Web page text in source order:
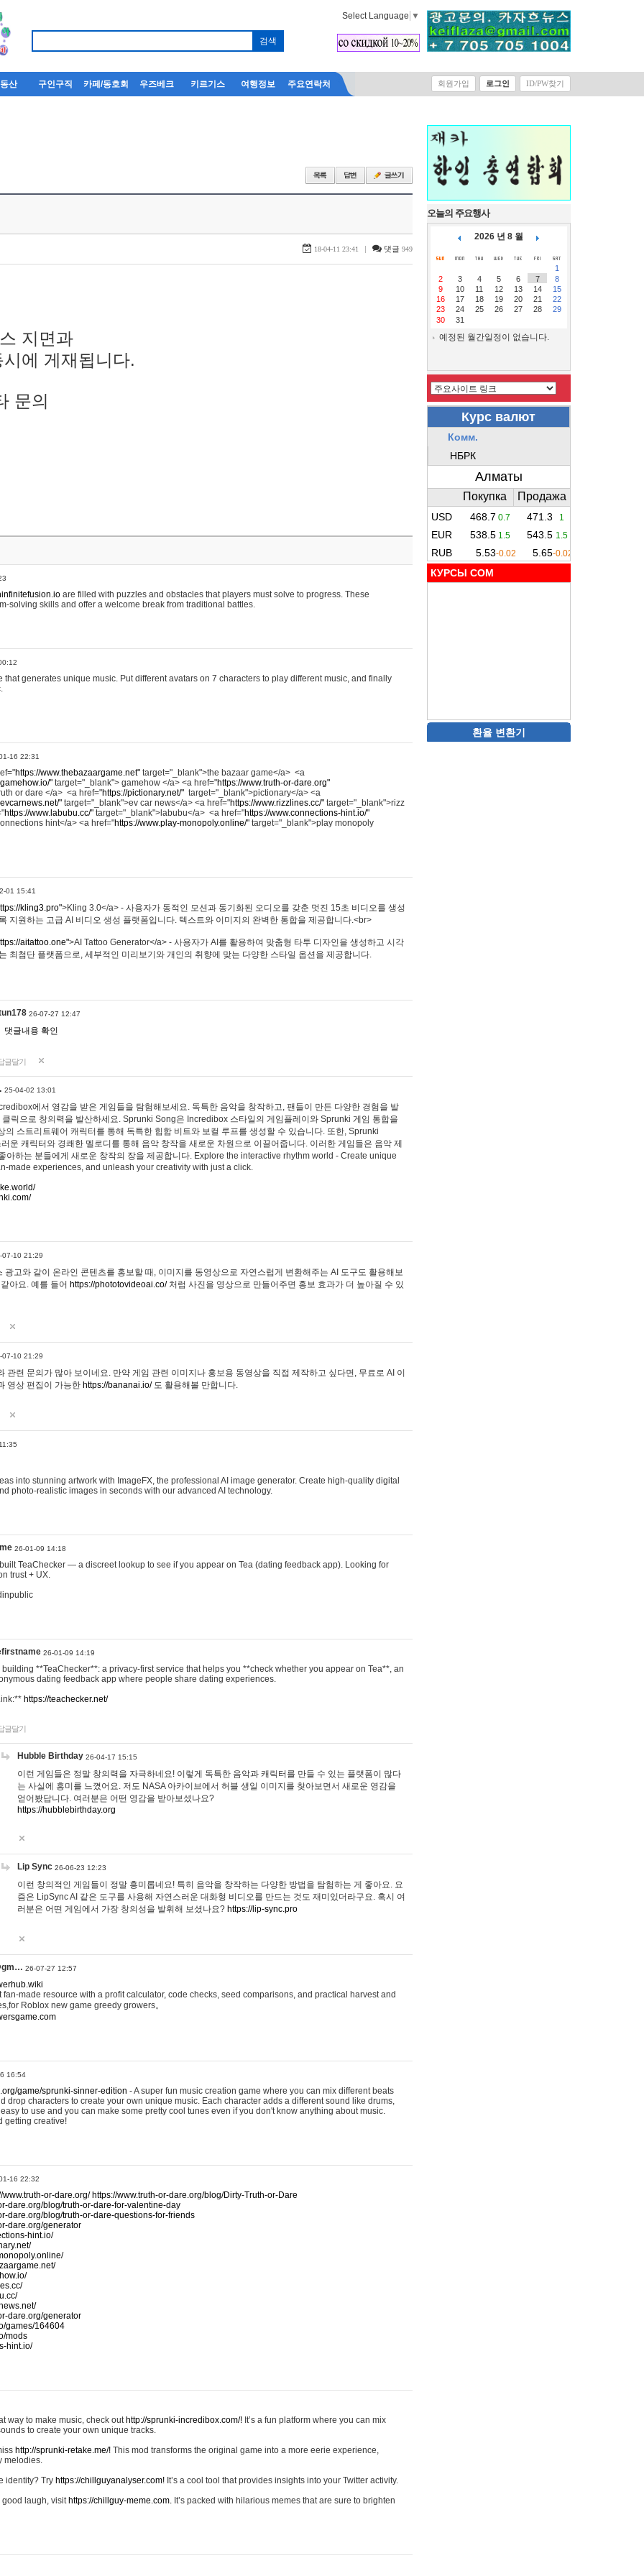
Select Language ▼
산 구인구직 카페/동호회 우즈베크 키르기스 여행정보 주요연락처 회원가입 로그인 ID/PW찾기
18-04-11 23:41 | 댓글 949
지면과
에 게재됩니다.
문의
are filled with puzzles and obstacles that players must solve to progress. These
solving skills and offer a welcome break from traditional battles.
that generates unique music. Put different avatars on 7 characters to play different music, and finally
16 22:31
https://www.thebazaargame.net" target="_blank">the bazaar game</a> <a
" target="_blank"> gamehow </a> <a href="https://www.truth-or-dare.org"
or dare </a> <a href="https://pictionary.net/" target="_blank">pictionary</a> <a
" target="_blank">ev car news</a> <a href="https://www.rizzlines.cc/" target="_blank">rizz
https://www.labubu.cc/" target="_blank">labubu</a> <a href="https://www.connections-hint.io/"
hint</a> <a href="https://www.play-monopoly.online/" target="_blank">play monopoly
01 15:41
kling3.pro">Kling 3.0</a> - 사용자가 동적인 모션과 동기화된 오디오를 갖춘 멋진 15초 비디오를 생성
지원하는 고급 AI 비디오 생성 플랫폼입니다. 텍스트와 이미지의 완벽한 통합을 제공합니다.<br>
aitattoo.one">AI Tattoo Generator</a> - 사용자가 AI를 활용하여 맞춤형 타투 디자인을 생성하고 시각
최첨단 플랫폼으로, 세부적인 미리보기와 개인의 취향에 맞는 다양한 스타일 옵션을 제공합니다.
26-07-27 12:47
댓글내용 확인
글달기
25-04-02 13:01
에서 영감을 받은 게임들을 탐험해보세요. 독특한 음악을 창작하고, 팬들이 만든 다양한 경험을 발
클릭으로 창의력을 발산하세요. Sprunki Song은 Incredibox 스타일의 게임플레이와 Sprunki 게임 통합을
의 스트리트웨어 캐릭터를 통해 독특한 힙합 비트와 보컬 루프를 생성할 수 있습니다. 또한, Sprunki
운 캐릭터와 경쾌한 멜로디를 통해 음악 창작을 새로운 차원으로 이끌어줍니다. 이러한 게임들은 음악 제
아하는 분들에게 새로운 창작의 장을 제공합니다. Explore the interactive rhythm world - Create unique
made experiences, and unleash your creativity with just a click.
07-10 21:29
광고와 같이 온라인 콘텐츠를 홍보할 때, 이미지를 동영상으로 자연스럽게 변환해주는 AI 도구도 활용해보
아요. 예를 들어 https://phototovideoai.co/처럼 사진을 영상으로 만들어주면 홍보 효과가 더 높아질 수 있
07-10 21:29
관련 문의가 많아 보이네요. 만약 게임 관련 이미지나 홍보용 동영상을 직접 제작하고 싶다면, 무료로 AI 이
영상 편집이 가능한 https://bananai.io/도 활용해볼 만합니다.
into stunning artwork with ImageFX, the professional AI image generator. Create high-quality digital
photo-realistic images in seconds with our advanced AI technology.
26-01-09 14:18
TeaChecker — a discreet lookup to see if you appear on Tea (dating feedback app). Looking for
trust + UX.
26-01-09 14:19
building **TeaChecker**: a privacy-first service that helps you **check whether you appear on Tea**, an
dating feedback app where people share dating experiences.
https://teachecker.net/
글달기
Hubble Birthday 26-04-17 15:15
이런 게임들은 정말 창의력을 자극하네요! 이렇게 독특한 음악과 캐릭터를 만들 수 있는 플랫폼이 많다
는 사실에 흥미를 느꼈어요. 저도 NASA 아카이브에서 허블 생일 이미지를 찾아보면서 새로운 영감을
얻어봤답니다. 여러분은 어떤 영감을 받아보셨나요?
https://hubblebirthday.org
Lip Sync 26-06-23 12:23
이런 창의적인 게임들이 정말 흥미롭네요! 특히 음악을 창작하는 다양한 방법을 탐험하는 게 좋아요. 요
즘은 LipSync AI 같은 도구를 사용해 자연스러운 대화형 비디오를 만드는 것도 재미있더라구요. 혹시 여
러분은 어떤 게임에서 가장 창의성을 발휘해 보셨나요? https://lip-sync.pro
26-07-27 12:57
made resource with a profit calculator, code checks, seed comparisons, and practical harvest and
Roblox new game greedy growers。
16:54
game/sprunki-sinner-edition - A super fun music creation game where you can mix different beats
drop characters to create your own unique music. Each character adds a different sound like drums,
to use and you can make some pretty cool tunes even if you don't know anything about music.
getting creative!
16 22:32
www.truth-or-dare.org/ https://www.truth-or-dare.org/blog/Dirty-Truth-or-Dare
dare.org/blog/truth-or-dare-for-valentine-day
dare.org/blog/truth-or-dare-questions-for-friends
dare.org/generator
hint.io/
dare.org/generator
games/164604
mods
hint.io/
way to make music, check out http://sprunki-incredibox.com/! It’s a fun platform where you can mix
to create your own unique tracks.
http://sprunki-retake.me/! This mod transforms the original game into a more eerie experience,
melodies.
identity? Try https://chillguyanalyser.com! It’s a cool tool that provides insights into your Twitter activity.
good laugh, visit https://chillguy-meme.com. It’s packed with hilarious memes that are sure to brighten
오늘의 주요행사
2026 년 8 월
1
2
3 4 5 6 7
8
9
10 11 12 13 14
15
16
17 18 19 20 21
22
23
24 25 26 27 28
29
30
31
예정된 월간일정이 없습니다.
КУРСЫ COM
환율 변환기